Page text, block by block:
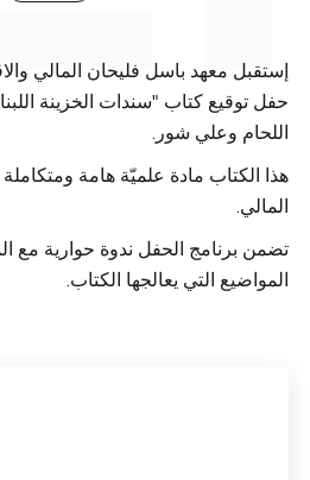
إستقبل معهد باسل فليحان المالي
حفل توقيع كتاب "سندات الخزينة
اللحام وعلي شور .
هذا الكتاب مادة علميّة هامة
المالي.
تضمن برنامج الحفل ندوة حوارية مع
المواضيع التي يعالجها الكتاب.